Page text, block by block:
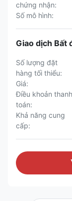
chứng nhận:
Số mô hình:
Giao dịch Bất
Số lượng đặt
hàng tối thiểu:
Giá:
Điều khoản thanh
toán:
Khả năng cung
cấp: